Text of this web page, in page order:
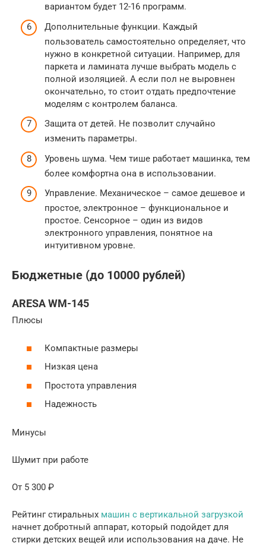
вариантом будет 12-16 программ.
Дополнительные функции. Каждый
пользователь самостоятельно определяет, что
нужно в конкретной ситуации. Например, для
паркета и ламината лучше выбрать модель с
полной изоляцией. А если пол не выровнен
окончательно, то стоит отдать предпочтение
моделям с контролем баланса.
Защита от детей. Не позволит случайно
изменить параметры.
Уровень шума. Чем тише работает машинка, тем
более комфортна она в использовании.
Управление. Механическое – самое дешевое и
простое, электронное – функциональное и
простое. Сенсорное – один из видов
электронного управления, понятное на
интуитивном уровне.
Бюджетные (до 10000 рублей)
ARESA WM-145
Плюсы
Компактные размеры
Низкая цена
Простота управления
Надежность
Минусы
Шумит при работе
От 5 300 ₽
Рейтинг стиральных машин с вертикальной загрузкой
начнет добротный аппарат, который подойдет для
стирки детских вещей или использования на даче. Не